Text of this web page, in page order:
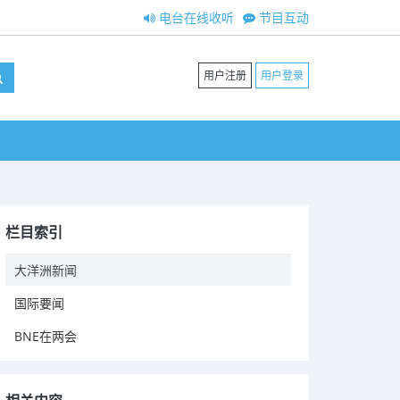
节目互动
电台在线收听
用户注册 用户登录
栏目索引
大洋洲新闻
国际要闻
BNE在两会